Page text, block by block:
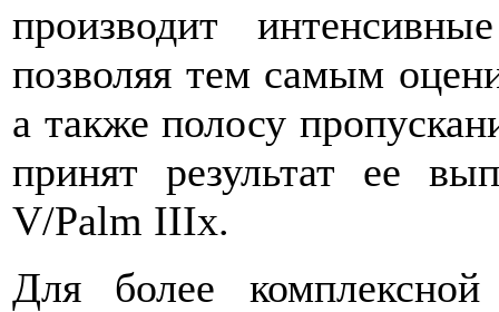
производит
позволяя тем самым
а также полосу
принят результат ее
V/Palm IIIx.
Для более